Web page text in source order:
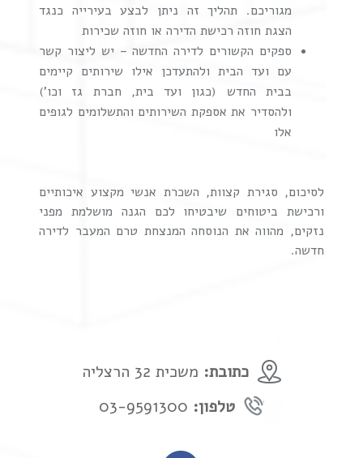
מגוריכם. תהליך זה ניתן לבצע בעירייה כנגד
הצגת חוזה רכישת הדירה או חוזה שכירות
ספקים הקשורים לדירה החדשה – יש ליצור קשר
עם ועד הבית ולהתעדכן אילו שירותים קיימים
בבית החדש (כגון ועד בית, חברת גז וכו')
ולהסדיר את אספקת השירותים והתשלומים לגופים
אלו
לסיכום, סגירת קצוות, השכרת אנשי מקצוע איכותיים
ורכישת ביטוחים שיבטיחו לכם הגנה מושלמת מפני
נזקים, מהווה את הנוסחה המנצחת טרם המעבר לדירה
חדשה.
כתובת: משכית 32 הרצליה
טלפון: